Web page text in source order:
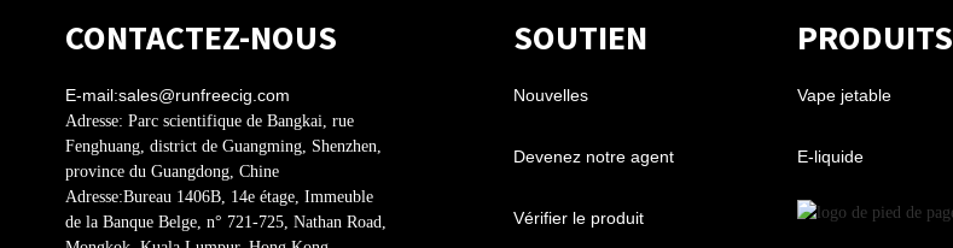
CONTACTEZ-NOUS
E-mail:sales@runfreecig.com
Adresse: Parc scientifique de Bangkai, rue
Fenghuang, district de Guangming, Shenzhen,
province du Guangdong, Chine
Adresse:Bureau 1406B, 14e étage, Immeuble
de la Banque Belge, n° 721-725, Nathan Road,
SOUTIEN
Nouvelles
Devenez notre agent
Vérifier le produit
PRODUITS
Vape jetable
E-liquide